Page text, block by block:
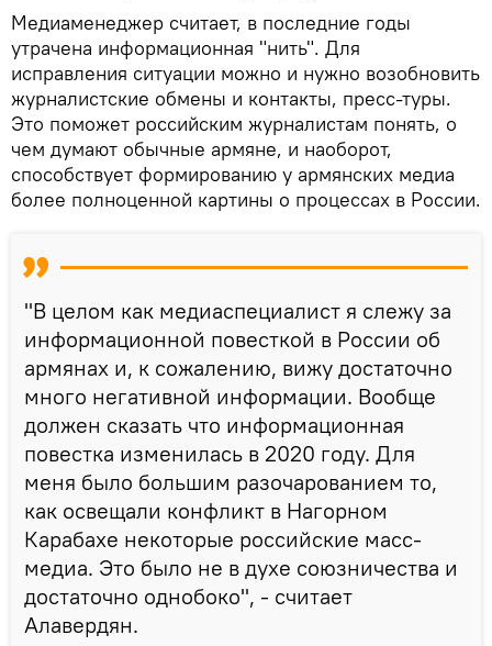
Медиаменеджер считает, в последние годы
утрачена информационная "нить". Для
исправления ситуации можно и нужно возобновить
журналистские обмены и контакты, пресс-туры.
Это поможет российским журналистам понять, о
чем думают обычные армяне, и наоборот,
способствует формированию у армянских медиа
более полноценной картины о процессах в России.
"В целом как медиаспециалист я слежу за
информационной повесткой в России об
армянах и, к сожалению, вижу достаточно
много негативной информации. Вообще
должен сказать что информационная
повестка изменилась в 2020 году. Для
меня было большим разочарованием то,
как освещали конфликт в Нагорном
Карабахе некоторые российские масс-
медиа. Это было не в духе союзничества и
достаточно однобоко", - считает
Алавердян.